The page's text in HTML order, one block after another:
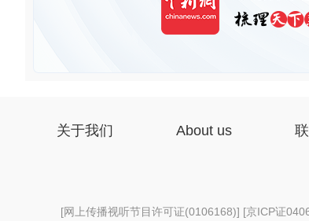
关于我们 About us
[网上传播视听节目许可证(0106168)] [京ICP证